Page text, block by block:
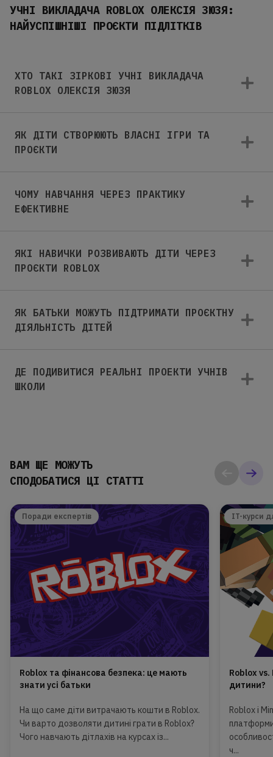
УЧНІ ВИКЛАДАЧА ROBLOX ОЛЕКСІЯ ЗЮЗЯ:
НАЙУСПІШНІШІ ПРОЄКТИ ПІДЛІТКІВ
ХТО ТАКІ ЗІРКОВІ УЧНІ ВИКЛАДАЧА
ROBLOX ОЛЕКСІЯ ЗЮЗЯ
ЯК ДІТИ СТВОРЮЮТЬ ВЛАСНІ ІГРИ ТА
ПРОЄКТИ
ЧОМУ НАВЧАННЯ ЧЕРЕЗ ПРАКТИКУ
ЕФЕКТИВНЕ
ЯКІ НАВИЧКИ РОЗВИВАЮТЬ ДІТИ ЧЕРЕЗ
ПРОЄКТИ ROBLOX
ЯК БАТЬКИ МОЖУТЬ ПІДТРИМАТИ ПРОЄКТНУ
ДІЯЛЬНІСТЬ ДІТЕЙ
ДЕ ПОДИВИТИСЯ РЕАЛЬНІ ПРОЕКТИ УЧНІВ
ШКОЛИ
ВАМ ЩЕ МОЖУТЬ
СПОДОБАТИСЯ ЦІ СТАТТІ
Поради експертів
Roblox та фінансова безпека: це мають
знати усі батьки
На що саме діти витрачають кошти в Roblox.
Чи варто дозволяти дитині грати в Roblox?
Чого навчають дітлахів на курсах із...
IT-курси
Roblox
дитини?
Roblox і
ч...